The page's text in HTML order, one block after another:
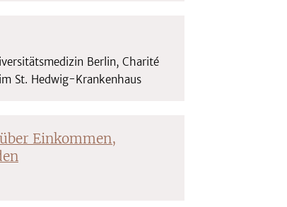
Berlin, Charité
St. Hedwig-Krankenhaus
Einkommen,